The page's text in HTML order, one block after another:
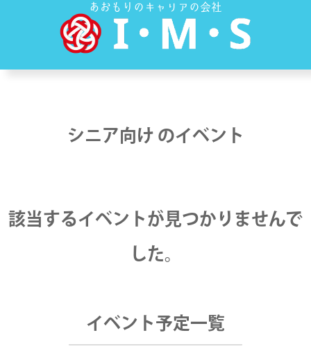
あおもりのキャリアの会社
シニア向け のイベント
該当するイベントが見つかりませんで
した。
イベント予定一覧